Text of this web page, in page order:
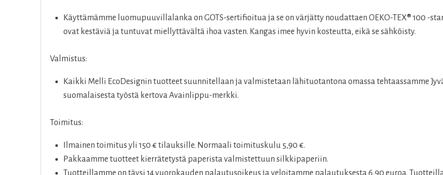
Käyttämämme luomupuuvillalanka on GOTS-sertifioitua ja se on värjätty noudattaen OEKO-TEX® 100 -
ovat kestäviä ja tuntuvat miellyttävältä ihoa vasten. Kangas imee hyvin kosteutta, eikä se sähköisty.
Valmistus:
Kaikki Melli EcoDesignin tuotteet suunnitellaan ja valmistetaan lähituotantona omassa tehtaassamme
suomalaisesta työstä kertova Avainlippu-merkki.
Toimitus:
Ilmainen toimitus yli 150 € tilauksille. Normaali toimituskulu 5,90 €.
Pakkaamme tuotteet kierrätetystä paperista valmistettuun silkkipaperiin.
Tuotteillamme on täysi 14 vuorokauden palautusoikeus ja veloitamme palautuksesta 6,90 euroa.